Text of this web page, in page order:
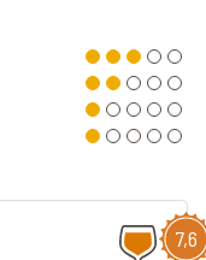
7,6